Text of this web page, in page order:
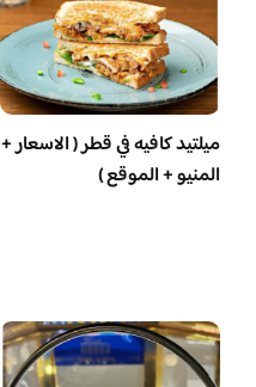
ميلتيد كافيه في قطر ( الاسعار +
المنيو + الموقع )